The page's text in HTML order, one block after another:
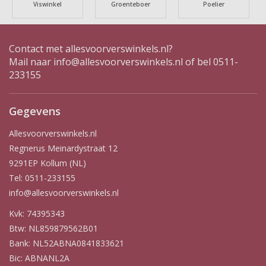
Viswinkel Groenteboer Poelier
Contact met allesvoorverswinkels.nl?
Mail naar info@allesvoorverswinkels.nl of bel 0511-
233155
Gegevens
Allesvoorverswinkels.nl
Regnerus Meinardystraat 12
9291EP Kollum (NL)
Tel: 0511-233155
info@allesvoorverswinkels.nl
Kvk: 74395343
Btw: NL859879562B01
Bank: NL52ABNA0841833621
Bic: ABNANL2A